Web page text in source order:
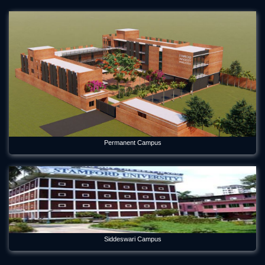
Environmental Science Department of Stamford University
Bangladesh Welcomes Freshers and Honors Graduates
May 21, 2026
Forum Week 2025 Begins at Stamford University Bangladesh
Jul 26, 2025
Freshman Orientation Program -Batch: CEN 74, Dept of CEN,
10-12-2020
International seminar titled “Alternative Finance in Cultural
and Creative Industries” held on Stamford
Jan 5, 2023
International Women's Day Celebration
Mar 12, 2024
Orientation Program 2026 Department of Economics
Permanent Campus
Siddeswari Campus